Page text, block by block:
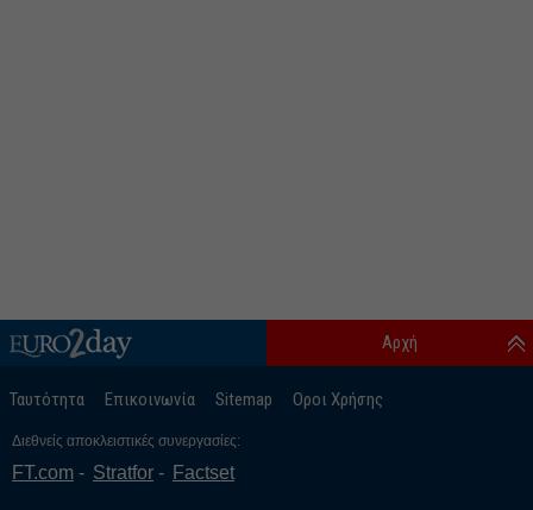
Ταυτότητα Επικοινωνία Sitemap Οροι Χρήσης
Αρχή
Διεθνείς αποκλειστικές συνεργασίες:
FT.com Stratfor Factset